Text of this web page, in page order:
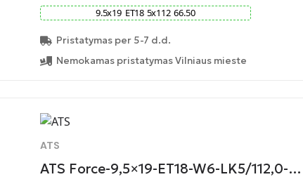
9.5x19 ET18 5x112 66.50
Pristatymas per 5-7 d.d.
Nemokamas pristatymas Vilniaus mieste
ATS
ATS Force-9,5×19-ET18-W6-LK5/112,0-…